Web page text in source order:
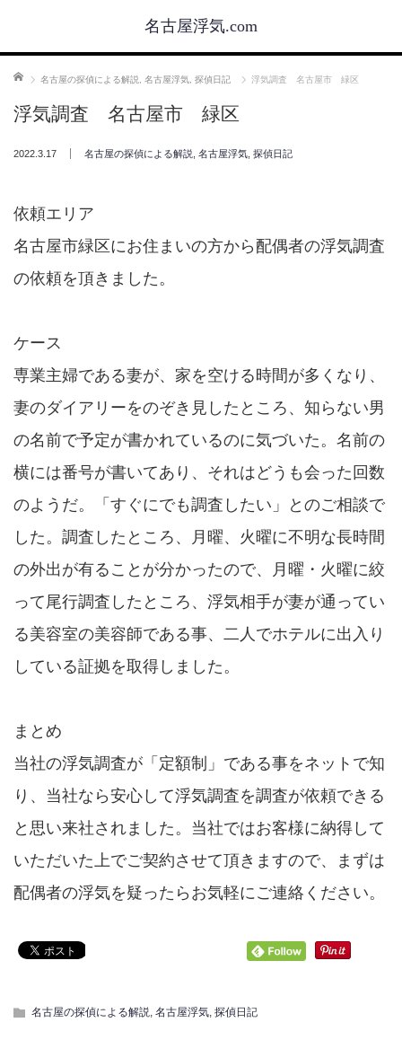
名古屋浮気.com
ホーム 名古屋の探偵による解説 名古屋浮気 探偵日記 浮気調査 名古屋市 緑区
浮気調査 名古屋市 緑区
2022.3.17 名古屋の探偵による解説 名古屋浮気 探偵日記
依頼エリア
名古屋市緑区にお住まいの方から配偶者の浮気調査
の依頼を頂きました。
ケース
専業主婦である妻が、家を空ける時間が多くなり、
妻のダイアリーをのぞき見したところ、知らない男
の名前で予定が書かれているのに気づいた。名前の
横には番号が書いてあり、それはどうも会った回数
のようだ。「すぐにでも調査したい」とのご相談で
した。調査したところ、月曜、火曜に不明な長時間
の外出が有ることが分かったので、月曜・火曜に絞
って尾行調査したところ、浮気相手が妻が通ってい
る美容室の美容師である事、二人でホテルに出入り
している証拠を取得しました。
まとめ
当社の浮気調査が「定額制」である事をネットで知
り、当社なら安心して浮気調査を調査が依頼できる
と思い来社されました。当社ではお客様に納得して
いただいた上でご契約させて頂きますので、まずは
配偶者の浮気を疑ったらお気軽にご連絡ください。
名古屋の探偵による解説 名古屋浮気 探偵日記